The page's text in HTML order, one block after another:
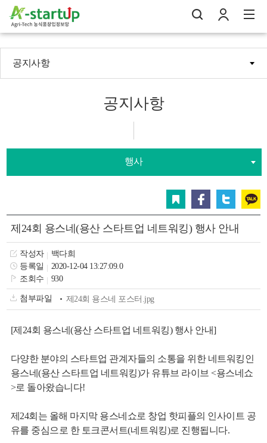
공지사항
공지사항
행사
트위터 카카오
제24회 용스네(용산 스타트업 네트워킹) 행사 안내
작성자
백다희
등록일
2020-12-04 13:27:09.0
조회수
930
첨부파일 제24회 용스네 포스터.jpg
[제24회 용스네(용산 스타트업 네트워킹) 행사 안내]
다양한 분야의 스타트업 관계자들의 소통을 위한 네트워킹인
용스네(용산 스타트업 네트워킹)가 유튜브 라이브 <용스네쇼
>로 돌아왔습니다!
제24회는 올해 마지막 용스네쇼로 창업 핫피플의 인사이트 공
유를 중심으로 한 토크콘서트(네트워킹)로 진행됩니다.